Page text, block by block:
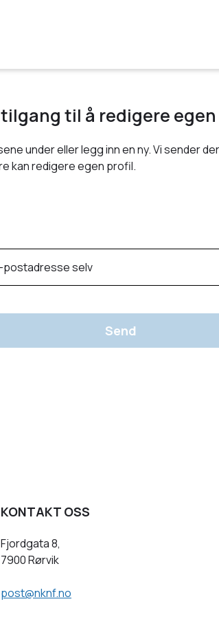
tilgang til å redigere
under eller legg inn en ny. Vi sender
kan redigere egen profil.
postadresse selv
Send
KONTAKT OSS
Fjordgata 8,
7900 Rørvik
post@nknf.no